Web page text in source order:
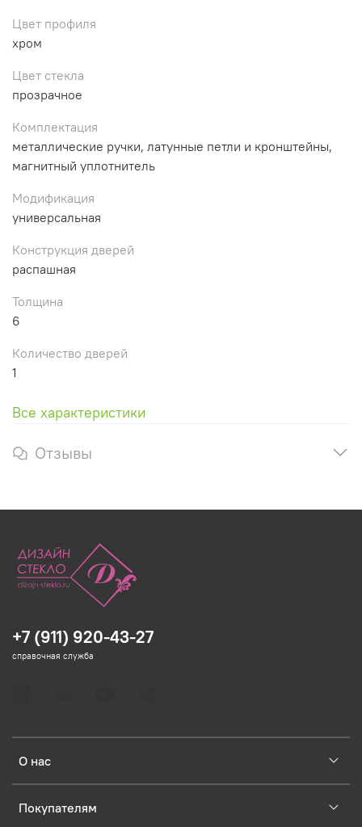
Цвет профиля
хром
Цвет стекла
прозрачное
Комплектация
металлические ручки, латунные петли и кронштейны,
магнитный уплотнитель
Модификация
универсальная
Конструкция дверей
распашная
Толщина
6
Количество дверей
1
Все характеристики
Отзывы
О нас
Покупателям
+7 (911) 920-43-27
справочная служба